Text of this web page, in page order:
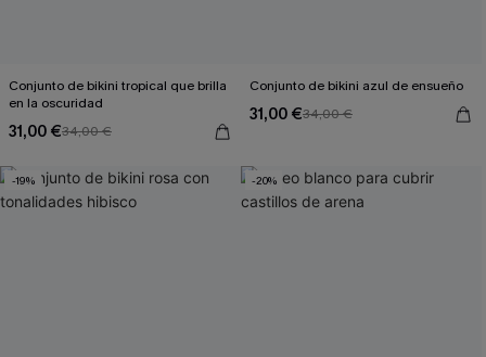
Conjunto de bikini tropical que brilla
en la oscuridad
31,00 €34,00 €
Conjunto de bikini azul de ensueño
31,00 €34,00 €
-19% -20%